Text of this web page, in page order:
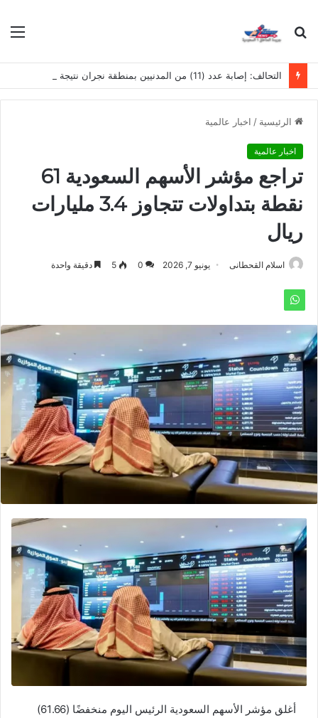
بحث
الرئيسية / اخبار عالمية
اخبار عالمية
تراجع مؤشر الأسهم السعودية 61
نقطة بتداولات تتجاوز 3.4 مليارات
ريال
اسلام القحطانى يونيو 7, 2026 0
5 دقيقة واحدة
أغلق مؤشر الأسهم السعودية الرئيس اليوم منخفضًا (61.66)